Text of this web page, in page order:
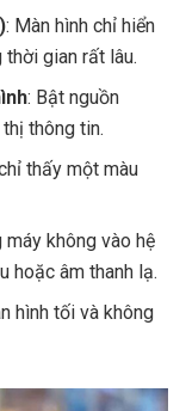
: Màn hình chỉ hiển
thời gian rất lâu.
: Bật nguồn
thông tin.
thấy một màu
máy không vào hệ
hoặc âm thanh lạ.
hình tối và không